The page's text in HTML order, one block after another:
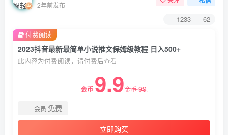
2年前发布
1233 62
2023抖音最新最简单小说推文保姆级教程 日入500+
此内容为付费阅读，请付费后查看
金币 9.9金币99
会员 免费
立即购买
付费阅读